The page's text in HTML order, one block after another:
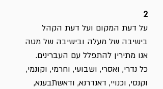
2
על דעת המקום ועל דעת הקהל
בישיבה של מעלה ובישיבה של מטה
אנו מתירין להתפלל עם העברינים.
כל נדרי, ואסרי, ושבועי, וחרמי, וקונמי,
וקנסי, וכנויי, דאנדרנא, ודאשתבענא,